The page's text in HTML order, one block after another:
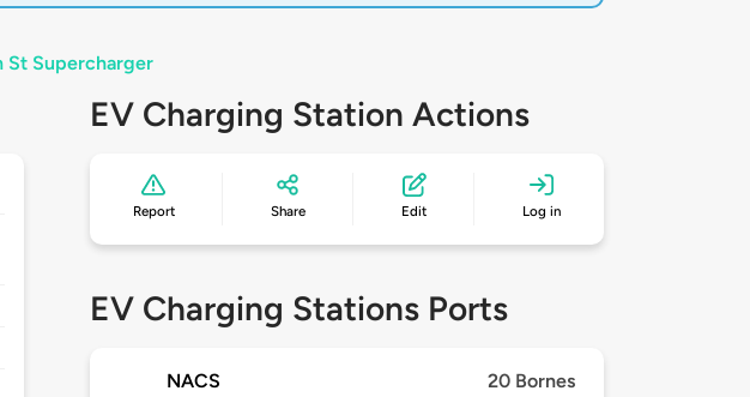
St Supercharger
EV Charging Station Actions
Report Share Edit Log in
EV Charging Stations Ports
NACS 20 Bornes